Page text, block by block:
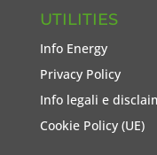
UTILITIES
Info Energy
Privacy Policy
Info legali e
Cookie Policy (UE)